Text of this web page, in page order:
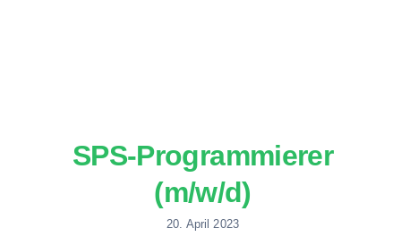
SPS-Programmierer
(m/w/d)
20. April 2023